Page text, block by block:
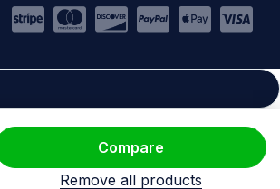
Compare
Remove all products